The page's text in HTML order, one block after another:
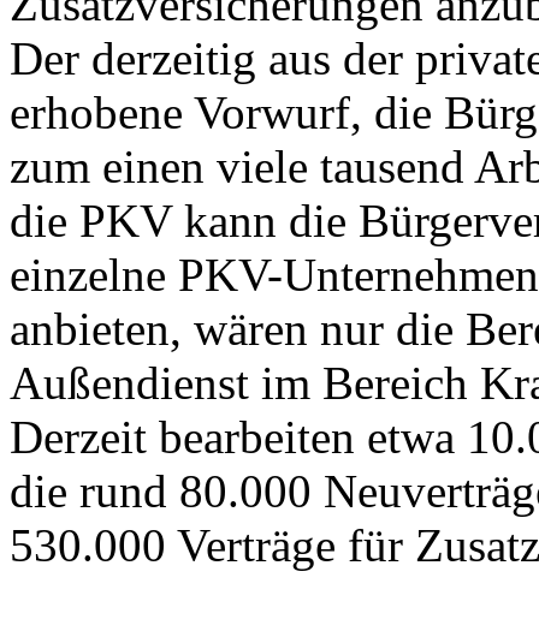
Der derzeitig aus der
erhobene Vorwurf, die
zum einen viele tausend
die PKV kann die
einzelne PKV-
anbieten, wären nur die
Außendienst im Bereich
Derzeit bearbeiten etwa
die rund 80.000
530.000 Verträge für